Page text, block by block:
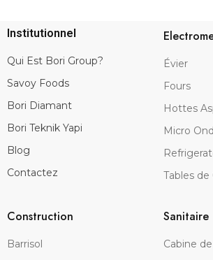
Institutionnel
Qui Est Bori Group?
Savoy Foods
Bori Diamant
Bori Teknik Yapi
Blog
Contactez
Évier
Fours
Hottes
Micro
Tables de
Construction
Barrisol
Sanitaire
Cabine